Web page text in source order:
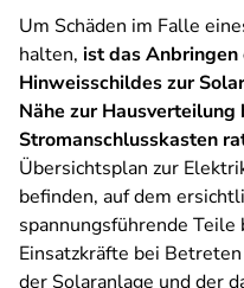
Um Schäden im Falle
halten, ist das
Hinweisschildes zur
Nähe zur
Stromanschlusskasten
Übersichtsplan zur
befinden, auf dem
spannungsführende Teile
Einsatzkräfte bei
der Solaranlage und der